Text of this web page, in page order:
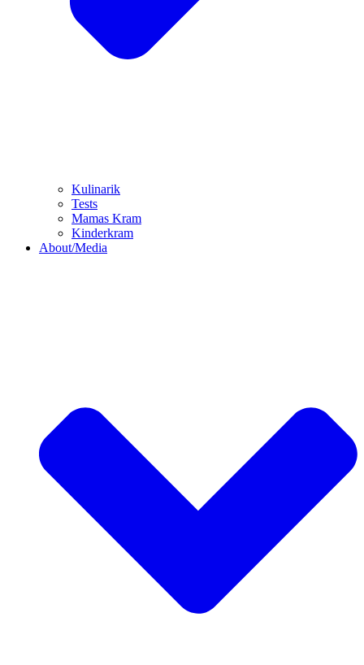
Kulinarik
Tests
Mamas Kram
Kinderkram
About/Media